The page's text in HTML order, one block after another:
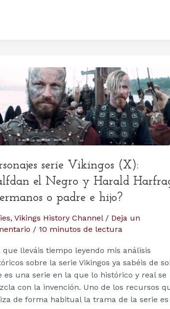
serie Vikingos (X):
el Negro y Harald
o padre e hijo?
, Vikings History Channel/ Deja un
/ 10 minutos de lectura
que lleváis tiempo leyendo mis análisis
sobre la serie Vikingos ya sabéis de
es una serie en la que lo histórico y real se
con la invención. Uno de los recursos
de forma habitual la trama de la serie es